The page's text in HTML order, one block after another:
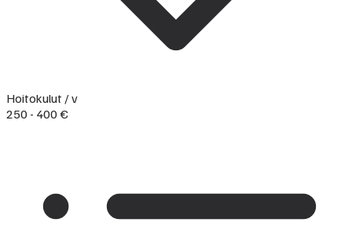
Hoitokulut / v
250 - 400 €